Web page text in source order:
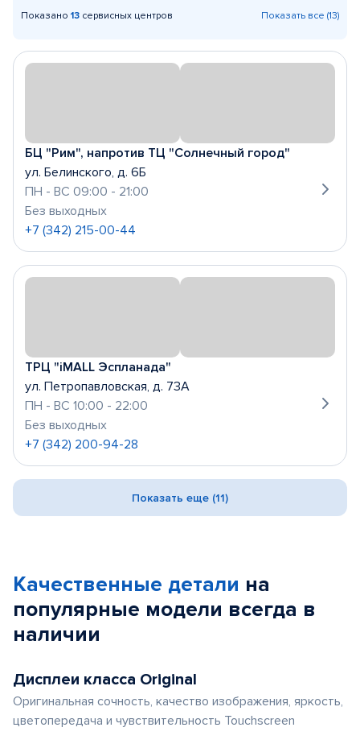
Показано 13 сервисных центров Показать все (13)
БЦ "Рим", напротив ТЦ "Солнечный город"
ул. Белинского, д. 6Б
ПН - ВС 09:00 - 21:00
Без выходных
+7 (342) 215-00-44
ТРЦ "iMALL Эспланада"
ул. Петропавловская, д. 73А
ПН - ВС 10:00 - 22:00
Без выходных
+7 (342) 200-94-28
Показать еще (11)
Качественные детали на
популярные модели всегда в
наличии
Дисплеи класса Original
Оригинальная сочность, качество изображения, яркость,
цветопередача и чувствительность Touchscreen